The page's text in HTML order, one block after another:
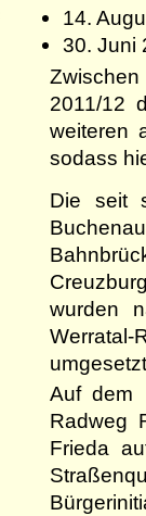
14.
30. Juni
2011/12
weiteren
sodass
Die seit
wurden
Werratal-
Auf dem
Radweg
Frieda